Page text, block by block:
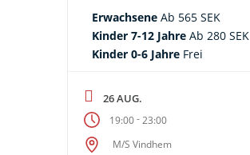
Erwachsene Ab 565 SEK
Kinder 7-12 Jahre Ab 280 SEK
Kinder 0-6 Jahre Frei
26 AUG.
19:00- 23:00
M/S Vindhem